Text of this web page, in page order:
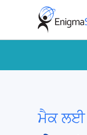
ਮੈਕ ਲਈ